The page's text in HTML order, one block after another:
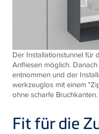
Der Installationstunnel für
Anfliesen möglich.
entnommen und der
werkzeuglos mit einem
ohne scharfe
Fit für die